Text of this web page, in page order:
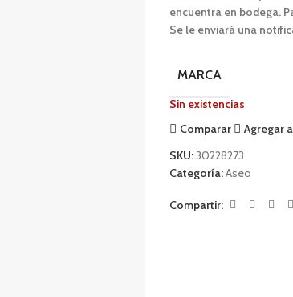
encuentra en bodega.
Se le enviará una
MARCA
Sin existencias
Comparar
Agregar
SKU:30228273
Categoría:Aseo
Compartir: